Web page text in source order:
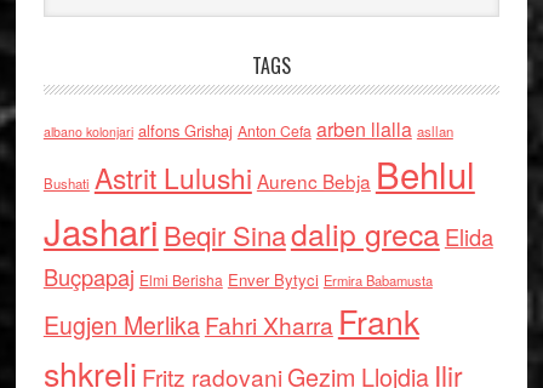
TAGS
albano kolonjari alfons Grishaj Anton Cefa arben llalla asllan
Bushati Astrit Lulushi Aurenc Bebja Behlul
Jashari Beqir Sinadalip grecaElida
Buçpapaj Elmi Berisha Enver Bytyci Ermira Babamusta
Eugjen MerlikaFahri Xharra Frank
shkreli Fritz radovaniGezim Llojdia Ilir